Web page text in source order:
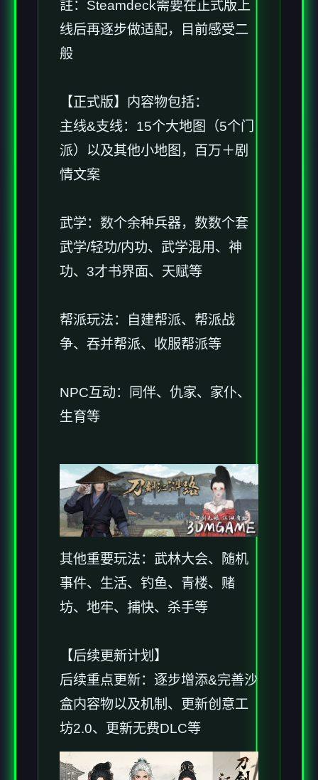
註：Steamdeck需要在正式版上
线后再逐步做适配，目前感受二
般
【正式版】内容物包括：
主线&支线：15个大地图（5个门
派）以及其他小地图，百万＋剧
情文案
武学：数个余种兵器，数数个套
武学/轻功/内功、武学混用、神
功、3才书界面、天赋等
帮派玩法：自建帮派、帮派战
争、吞并帮派、收服帮派等
NPC互动：同伴、仇家、家仆、
生育等
其他重要玩法：武林大会、随机
事件、生活、钓鱼、青楼、赌
坊、地牢、捕快、杀手等
【后续更新计划】
后续重点更新：逐步增添&完善沙
盒内容物以及机制、更新创意工
坊2.0、更新无费DLC等